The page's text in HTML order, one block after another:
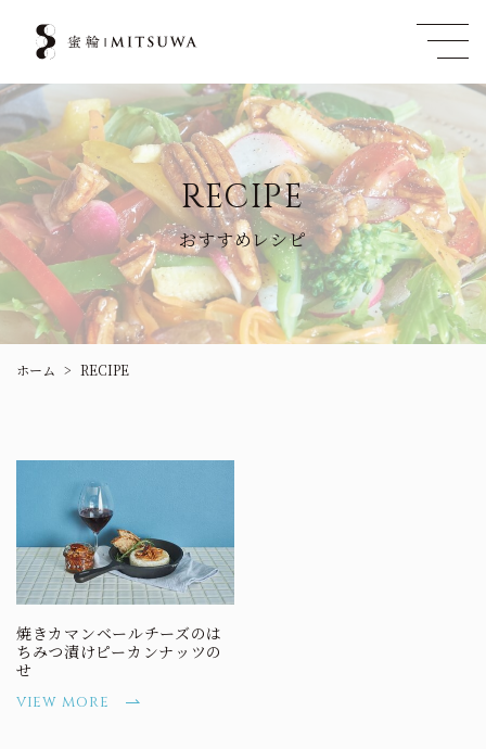
RECIPE
おすすめレシピ
ホーム > RECIPE
焼きカマンベールチーズのは
ちみつ漬けピーカンナッツの
せ
view more